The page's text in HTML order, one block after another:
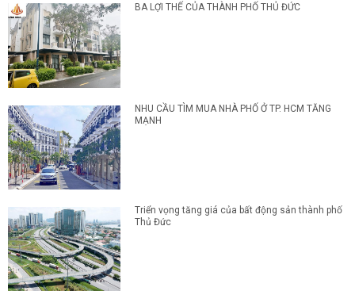
BA LỢI THẾ CỦA THÀNH PHỐ THỦ ĐỨC
NHU CẦU TÌM MUA NHÀ PHỐ Ở TP. HCM TĂNG
MẠNH
Triển vọng tăng giá của bất động sản thành phố
Thủ Đức